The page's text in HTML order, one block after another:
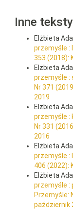
Inne
Elżbieta
przemyśle :
353 (2018):
Elżbieta
przemyśle :
Nr 371
2019
Elżbieta
przemyśle :
Nr 331
2016
Elżbieta
przemyśle :
406 (2022):
Elżbieta
przemyśle :
Przemyśle:
październik